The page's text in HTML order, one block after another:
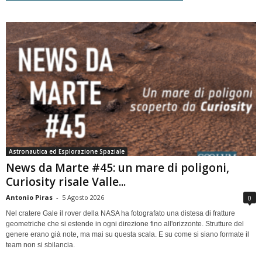
Astronautica ed Esplorazione Spaziale
News da Marte #45: un mare di poligoni,
Curiosity risale Valle...
Antonio Piras - 5 Agosto 2026 0
Nel cratere Gale il rover della NASA ha fotografato una distesa di fratture
geometriche che si estende in ogni direzione fino all'orizzonte. Strutture del
genere erano già note, ma mai su questa scala. E su come si siano formate il
team non si sbilancia.